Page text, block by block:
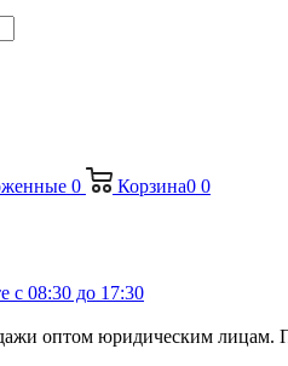
0 Корзина0 0
с 08:30 до 17:30
оптом юридическим лицам.